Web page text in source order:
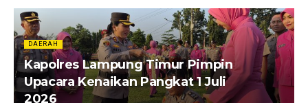
DAERAH
Kapolres Lampung Timur Pimpin
Upacara Kenaikan Pangkat 1 Juli
2026
DAERAH